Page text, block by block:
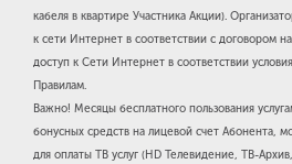
кабеля в квартире Участника Акции).
к сети Интернет в соответствии с договором
доступ к Сети Интернет в соответствии
Правилам.
Важно! Месяцы бесплатного пользования
бонусных средств на лицевой счет Абонента,
для оплаты ТВ услуг (HD Телевидение, ТВ-